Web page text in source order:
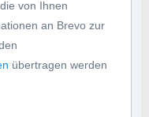
von Ihnen
an Brevo zur
übertragen werden